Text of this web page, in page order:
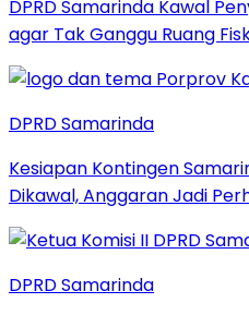
DPRD Samarinda Kawal
agar Tak Ganggu Ruang
DPRD Samarinda
Kesiapan Kontingen
Dikawal, Anggaran Jadi
DPRD Samarinda